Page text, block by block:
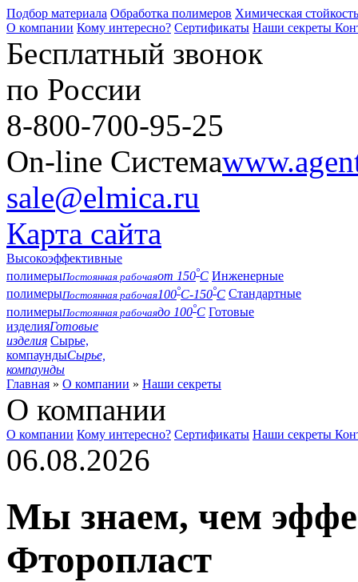
Подбор материала Обработка полимеров Химическая стойкость
О компании Кому интересно? Сертификаты Наши секреты
Бесплатный звонок
по России
8-800-700-95-25
On-line Система
sale@elmica.ru
Карта сайта
Высокоэффективные
полимерыПостоянная рабочаяот 150°С Инженерные
полимерыПостоянная рабочая100°С-150°С Стандартные
полимерыПостоянная рабочаядо 100°С Готовые
изделияГотовые
изделия Сырье,
компаундыСырье,
компаунды
Главная » О компании » Наши секреты
О компании
О компании Кому интересно? Сертификаты Наши секреты
06.08.2026
Мы знаем, чем
Фторопласт